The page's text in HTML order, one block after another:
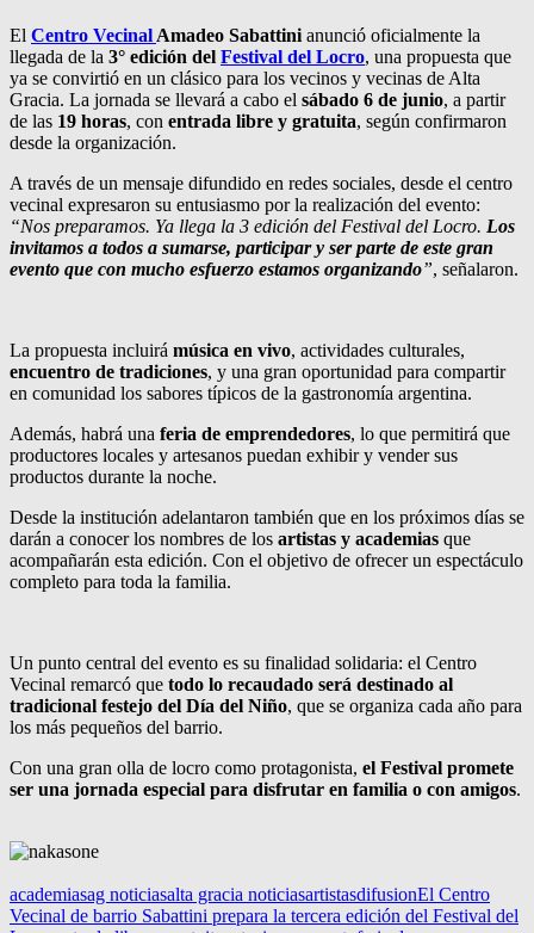
El Centro Vecinal Amadeo Sabattini anunció oficialmente la
llegada de la 3° edición del Festival del Locro, una propuesta que
ya se convirtió en un clásico para los vecinos y vecinas de Alta
Gracia. La jornada se llevará a cabo el sábado 6 de junio, a partir
de las 19 horas, con entrada libre y gratuita, según confirmaron
desde la organización.
A través de un mensaje difundido en redes sociales, desde el centro
vecinal expresaron su entusiasmo por la realización del evento:
“Nos preparamos. Ya llega la 3 edición del Festival del Locro. Los
invitamos a todos a sumarse, participar y ser parte de este gran
evento que con mucho esfuerzo estamos organizando”, señalaron.
La propuesta incluirá música en vivo, actividades culturales,
encuentro de tradiciones, y una gran oportunidad para compartir
en comunidad los sabores típicos de la gastronomía argentina.
Además, habrá una feria de emprendedores, lo que permitirá que
productores locales y artesanos puedan exhibir y vender sus
productos durante la noche.
Desde la institución adelantaron también que en los próximos días se
darán a conocer los nombres de los artistas y academias que
acompañarán esta edición. Con el objetivo de ofrecer un espectáculo
completo para toda la familia.
Un punto central del evento es su finalidad solidaria: el Centro
Vecinal remarcó que todo lo recaudado será destinado al
tradicional festejo del Día del Niño, que se organiza cada año para
los más pequeños del barrio.
Con una gran olla de locro como protagonista, el Festival promete
ser una jornada especial para disfrutar en familia o con amigos.
academiasag noticiasalta gracia noticiasartistasdifusionEl Centro
Vecinal de barrio Sabattini prepara la tercera edición del Festival del